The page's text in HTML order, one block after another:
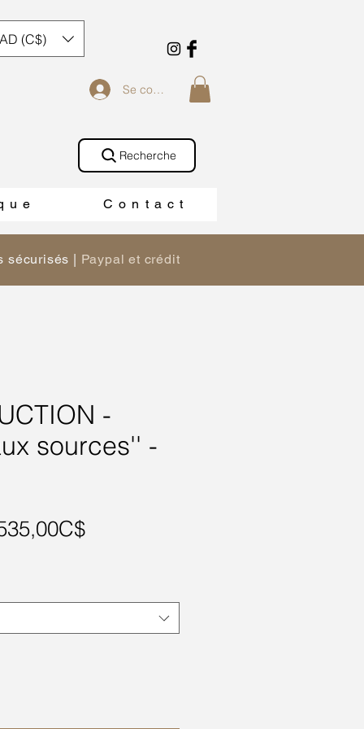
Se connecter
u e C o n t a c t
Recherche
(C$)
sécurisés | Paypal et crédit
-
sources'' -
Prix